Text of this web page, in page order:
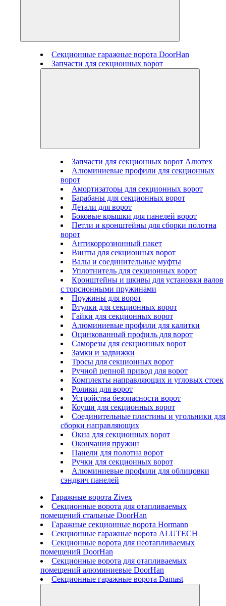
Секционные гаражные ворота DoorHan
Запчасти для секционных ворот
Запчасти для секционных ворот Алютех
Алюминиевые профили для секционных
ворот
Амортизаторы для секционных ворот
Барабаны для секционных ворот
Детали для ворот
Боковые крышки для панелей ворот
Петли и кронштейны для сборки полотна
ворот
Антикоррозионный пакет
Винты для секционных ворот
Валы и соединительные муфты
Уплотнитель для секционных ворот
Кронштейны и шкивы для установки валов
с торсионными пружинами
Пружины для ворот
Втулки для секционных ворот
Гайки для секционных ворот
Алюминиевые профили для калитки
Оцинкованный профиль для ворот
Саморезы для секционных ворот
Замки и задвижки
Тросы для секционных ворот
Ручной цепной привод для ворот
Комплекты направляющих и угловых стоек
Ролики для ворот
Устройства безопасности ворот
Коуши для секционных ворот
Соединительные пластины и угольники для
сборки направляющих
Окна для секционных ворот
Окончания пружин
Панели для полотна ворот
Ручки для секционных ворот
Алюминиевые профили для облицовки
сэндвич панелей
Гаражные ворота Zivex
Секционные ворота для отапливаемых
помещений стальные DoorHan
Гаражные секционные ворота Hormann
Секционные гаражные ворота ALUTECH
Секционные ворота для неотапливаемых
помещений DoorHan
Секционные ворота для отапливаемых
помещений алюминиевые DoorHan
Секционные гаражные ворота Damast